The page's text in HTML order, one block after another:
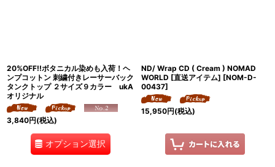
20%OFF!!ボタニカル染めも入荷！ヘ
ンプコットン 刺繍付きレーサーバック
タンクトップ ２サイズ９カラー ukA
オリジナル
3,840円(税込)
オプション選択
ND/ Wrap CD ( Cream ) NOMAD
WORLD [直送アイテム] [NOM-D-
00437]
15,950円(税込)